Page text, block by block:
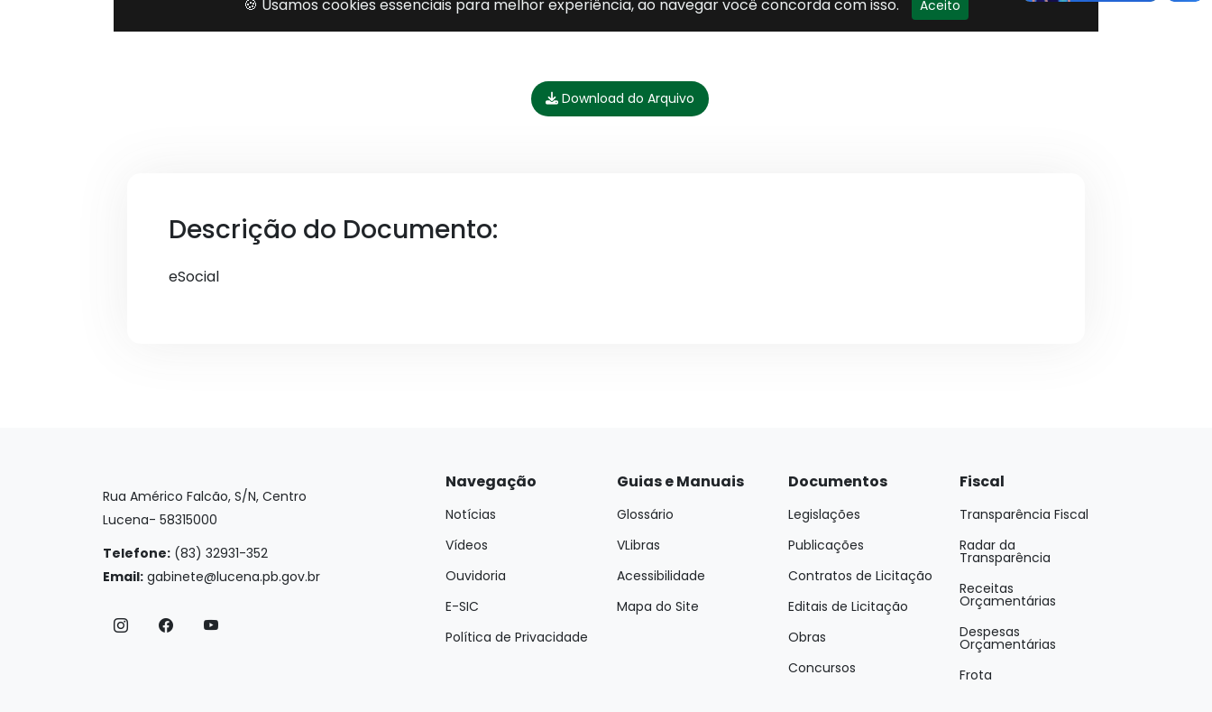
Download do Arquivo
Descrição do Documento:
eSocial
Rua Américo Falcão, S/N, Centro
Lucena- 58315000
Telefone: (83) 32931-352
Email: gabinete@lucena.pb.gov.br
Navegação
Notícias
Vídeos
Ouvidoria
E-SIC
Política de Privacidade
Guias e Manuais
Glossário
VLibras
Acessibilidade
Mapa do Site
Documentos
Legislações
Publicações
Contratos de Licitação
Editais de Licitação
Obras
Concursos
Fiscal
Transparência Fiscal
Radar da
Transparência
Receitas
Orçamentárias
Despesas
Orçamentárias
Frota